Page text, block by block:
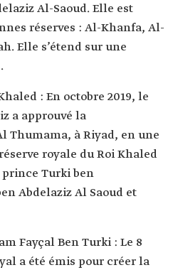
Al-Saoud. Elle est
réserves : Al-Khanfa, Al-
Elle s’étend sur une
: En octobre 2019, le
a approuvé la
Thumama, à Riyad, en une
royale du Roi Khaled
prince Turki ben
Abdelaziz Al Saoud et
Fayçal Ben Turki : Le 8
a été émis pour créer la